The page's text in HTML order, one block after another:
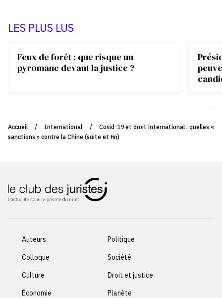
LES PLUS LUS
Feux de forêt : que risque un
pyromane devant la justice ?
Accueil / International /
Covid-19 et droit international : quelles «
sanctions » contre la Chine (suite et fin)
Auteurs
Colloque
Culture
Économie
Politique
Société
Droit et justice
Planète